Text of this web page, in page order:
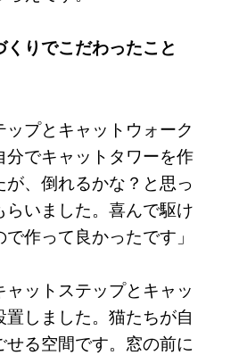
りでこだわったこと
ップとキャットウォーク
分でキャットタワーを作
が、倒れるかな？と思っ
らいました。喜んで駆け
で作って良かったです」
ットステップとキャッ
置しました。猫たちが自
せる空間です。窓の前に